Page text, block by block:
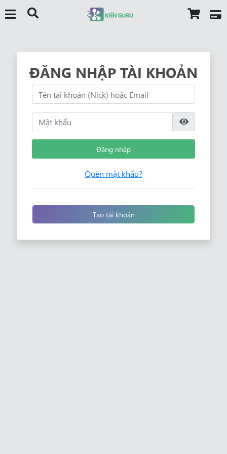
ĐĂNG NHẬP TÀI KHOẢN
Đăng nhập
Quên mật khẩu?
Tạo tài khoản